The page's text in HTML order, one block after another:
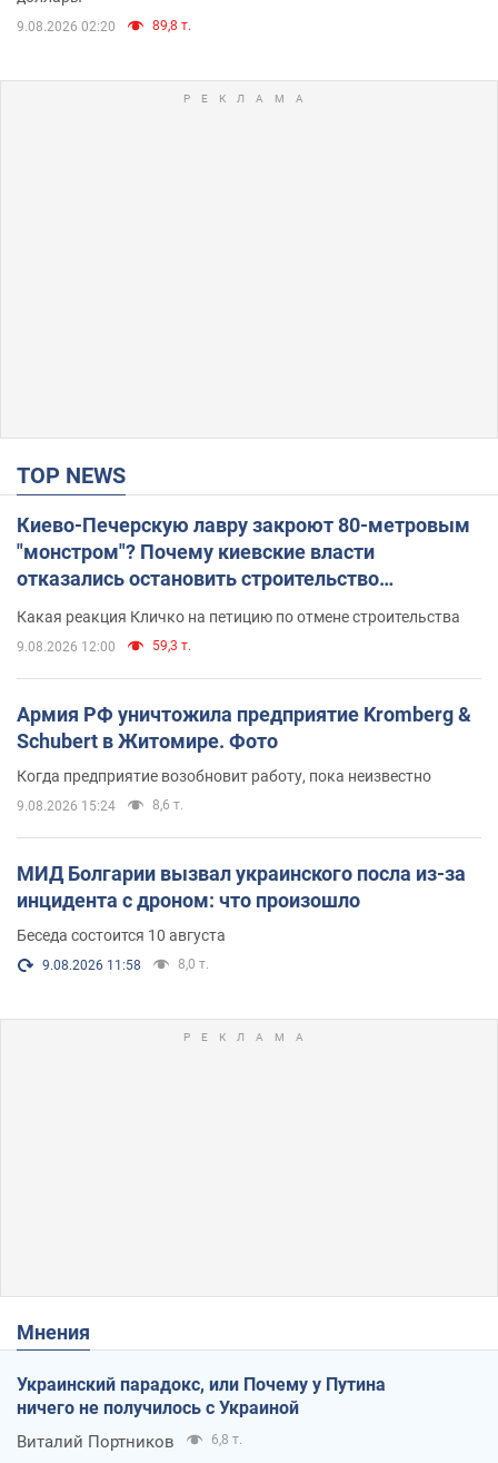
9.08.2026 02:20 89,8 т.
TOP NEWS
Киево-Печерскую лавру закроют 80-метровым
"монстром"? Почему киевские власти
отказались остановить строительство
Какая реакция Кличко на петицию по отмене строительства
9.08.2026 12:00 59,3 т.
Армия РФ уничтожила предприятие Kromberg &
Schubert в Житомире. Фото
Когда предприятие возобновит работу, пока неизвестно
9.08.2026 15:24 8,6 т.
МИД Болгарии вызвал украинского посла из-за
инцидента с дроном: что произошло
Беседа состоится 10 августа
9.08.2026 11:58 8,0 т.
Мнения
Украинский парадокс, или Почему у Путина
ничего не получилось с Украиной
Виталий Портников 6,8 т.